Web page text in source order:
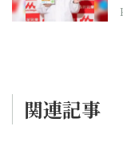
関連記事